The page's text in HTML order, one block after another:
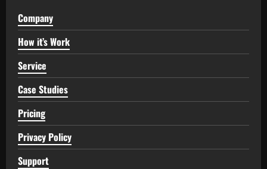
Company
How it’s Work
Service
Case Studies
Pricing
Privacy Policy
Support